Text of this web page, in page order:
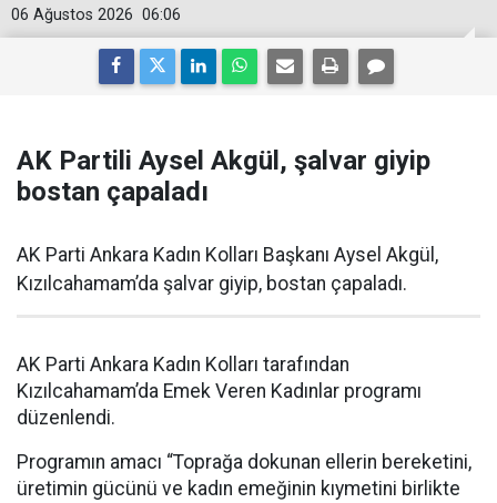
06:06
06 Ağustos 2026
AK Partili Aysel Akgül, şalvar giyip
bostan çapaladı
AK Parti Ankara Kadın Kolları Başkanı Aysel Akgül,
Kızılcahamam’da şalvar giyip, bostan çapaladı.
AK Parti Ankara Kadın Kolları tarafından
Kızılcahamam’da Emek Veren Kadınlar programı
düzenlendi.
Programın amacı “Toprağa dokunan ellerin bereketini,
üretimin gücünü ve kadın emeğinin kıymetini birlikte